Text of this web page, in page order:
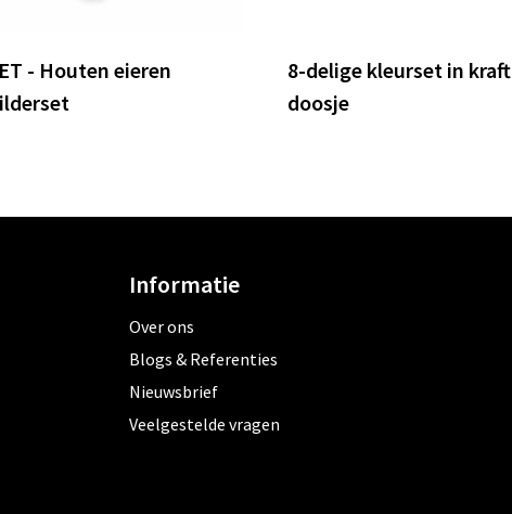
- Houten eieren
8-delige kleurset in kraft
doosje
Informatie
Over ons
Blogs & Referenties
Nieuwsbrief
Veelgestelde vragen